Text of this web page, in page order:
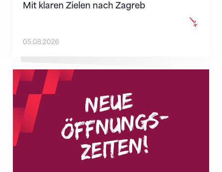
Mit klaren Zielen nach Zagreb
05.08.2026
Neue Empfangszeiten ab 1. August 2026